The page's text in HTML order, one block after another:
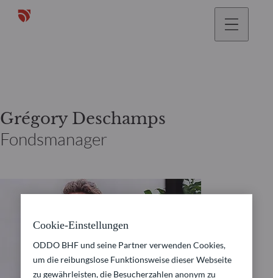
Grégory Deschamps
Fondsmanager
Cookie-Einstellungen
ODDO BHF und seine Partner verwenden Cookies,
um die reibungslose Funktionsweise dieser Webseite
zu gewährleisten, die Besucherzahlen anonym zu